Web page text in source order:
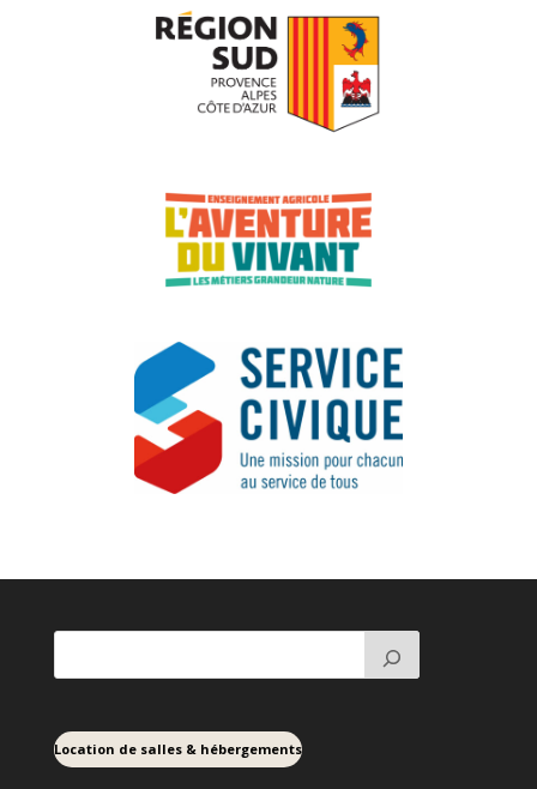
Location de salles & hébergements